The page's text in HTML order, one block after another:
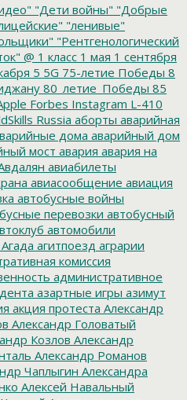
"Дети войны" "Добрые
"ленивые"
"Рентгенологический
@ 1 класс 1 мая 1 сентября
5 5G 75-летие Победы 8
80_летие_Победы 85
Forbes Instagram L-410
Russia аборты аварийная
дома аварийный дом
мост авария авария на
авиабилеты
авиасообщение авиация
автобусные войны
перевозки автобусный
автомобили
Агада агитпоезд аграрии
комиссия
административное
азартные игры азимут
акция протеста Александр
Александр Головатый
Козлов Александр
Александр Романов
Чаплыгин Александра
Алексей Навальный